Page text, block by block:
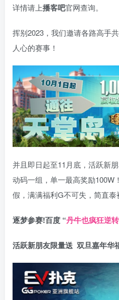
详情请上播客吧官网查询。
挥别2023，我们邀请各路高手
人心的赛事！
并且即日起至11月底，活跃新
动码一组，单一最高奖励100W
假，满满福利G不可失，简直泰
逐梦参赛!百度 “丹牛也疯狂逆
活跃新朋友限量送 双旦嘉年华